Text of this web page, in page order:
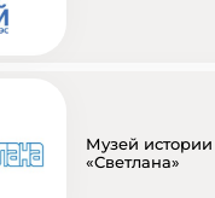
Музей истории
«Светлана»